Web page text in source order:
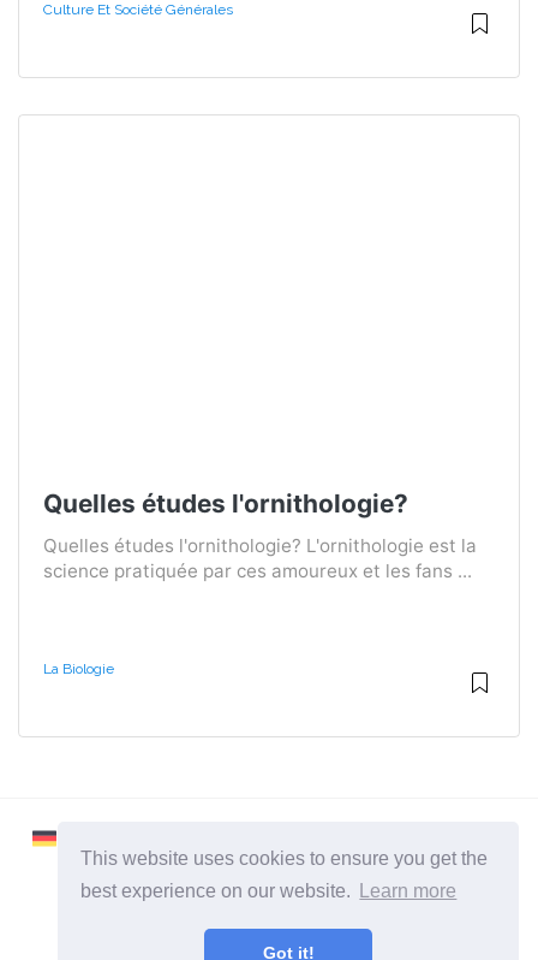
This website uses cookies to ensure you get the
best experience on our website.
Learn more
Got it!
Culture Et Société Générales
Quelles études l'ornithologie?
Quelles études l'ornithologie? L'ornithologie est la
science pratiquée par ces amoureux et les fans ...
La Biologie
2026 ©Learnaboutworld